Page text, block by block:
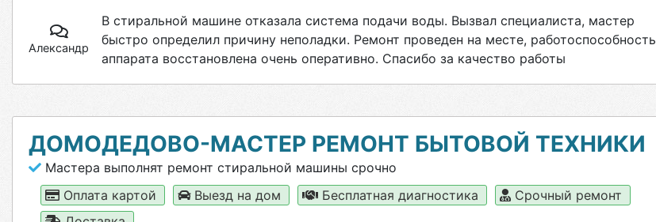
Александр
В стиральной машине отказала система подачи воды. Вызвал специалиста, мастер
быстро определил причину неполадки. Ремонт проведен на месте, работоспособность
аппарата восстановлена очень оперативно. Спасибо за качество работы
ДОМОДЕДОВО-МАСТЕР РЕМОНТ БЫТОВОЙ ТЕХНИКИ
Мастера выполнят ремонт стиральной машины срочно
Оплата картой
Выезд на дом Бесплатная диагностика
Срочный ремонт